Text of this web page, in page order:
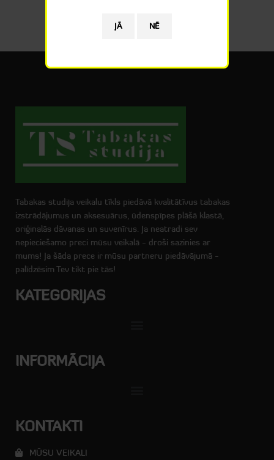
Tabakas studija veikalu tīkls piedāvā kvalitātīvus tabakas
izstrādājumus un aksesuārus, ūdenspīpes plāšā klastā,
oriģinalās dāvanas un suvenīrus. Ja neatradi sev
nepieciešamo preci mūsu veikalā - droši sazinies ar
mums! Ja šāda prece ir mūsu partneru piedāvājumā -
palīdzēsim Tev tikt pie tās!
KATEGORIJAS
INFORMĀCIJA
KONTAKTI
MŪSU VEIKALI